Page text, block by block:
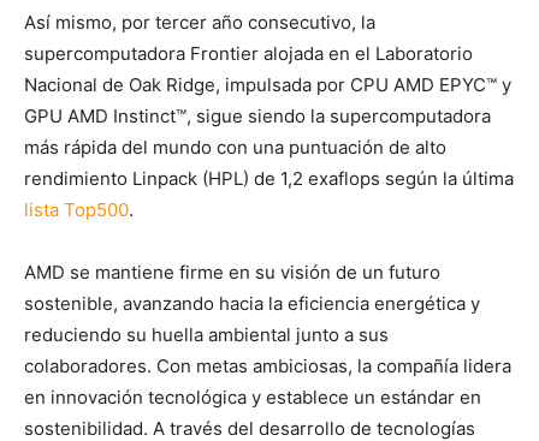
Así mismo, por tercer año consecutivo, la
supercomputadora Frontier alojada en el Laboratorio
Nacional de Oak Ridge, impulsada por CPU AMD EPYC™ y
GPU AMD Instinct™, sigue siendo la supercomputadora
más rápida del mundo con una puntuación de alto
rendimiento Linpack (HPL) de 1,2 exaflops según la última
lista Top500.
AMD se mantiene firme en su visión de un futuro
sostenible, avanzando hacia la eficiencia energética y
reduciendo su huella ambiental junto a sus
colaboradores. Con metas ambiciosas, la compañía lidera
en innovación tecnológica y establece un estándar en
sostenibilidad. A través del desarrollo de tecnologías